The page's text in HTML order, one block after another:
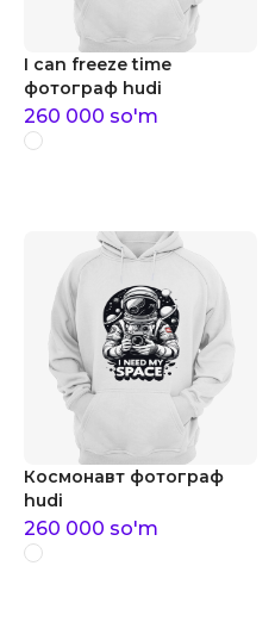
I can freeze time
фотограф hudi
260 000 so'm
Космонавт фотограф
hudi
260 000 so'm